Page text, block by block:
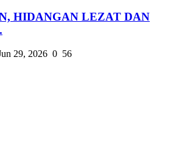
HIDANGAN LEZAT DAN
29, 2026 0 56